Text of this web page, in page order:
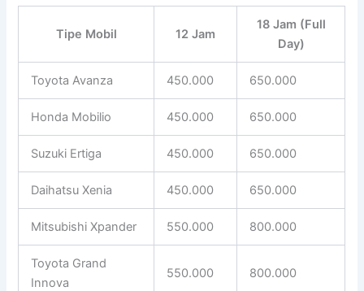
Tipe Mobil 12 Jam
18 Jam (Full
Day)
Toyota Avanza 450.000 650.000
Honda Mobilio 450.000 650.000
Suzuki Ertiga 450.000 650.000
Daihatsu Xenia 450.000 650.000
Mitsubishi Xpander 550.000 800.000
Toyota Grand
Innova
550.000 800.000